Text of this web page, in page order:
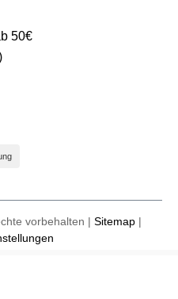
50€
vorbehalten | Sitemap|